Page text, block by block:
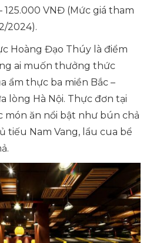
125.000 VNĐ (Mức giá tham
2024).
Hoàng Đạo Thúy là điểm
ai muốn thưởng thức
ẩm thực ba miền Bắc –
lòng Hà Nội. Thực đơn tại
món ăn nổi bật như bún chả
tiếu Nam Vang, lẩu cua bể